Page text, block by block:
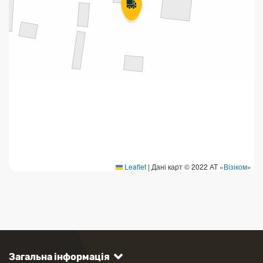
Leaflet | Дані карт © 2022 АТ «Візіком»
Загальна інформація